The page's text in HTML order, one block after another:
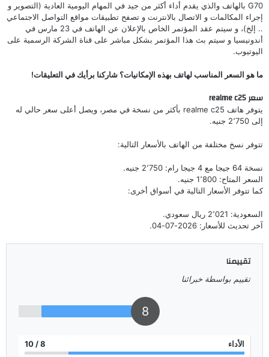
G70 بالهاتف والذي يقدم أداء أكثر من جيد في المهام اليومية العادية (التصوير و
إجراء المكالمات و الاتصال بالانترنت و تصفح تطبيقات مواقع التواصل الاجتماعي
.. إلخ)، و سيتم عقد المؤتمر الخاص بالإعلان عن الهاتف في 23 مارس في
أندونيسيا و سيتم بث هذا المؤتمر بشكل مباشر على قناة الشركة الرسمية على
اليوتيوب.
ما هو السعر المناسب لهاتف بهذه الإمكانيات؟ شاركنا برأيك في التعليقات!
سعر realme c25
يتوفر هاتف realme c25 بأكثر من نسخة في مصر، ويصل أعلى سعر حالي له
إلى 2٬750 جنيه.
تتوفر نسخ مختلفة من الهاتف بالأسعار التالية:
نسخة 64 جيجا مع 4 جيجا رام: 2٬750 جنيه.
السعر المتاح: 1٬800 جنيه.
كما تتوفر الأسعار التالية في أسواق أخرى:
السعودية: 2٬021 ريال سعودي.
آخر تحديث للأسعار: 2026-07-04.
تقييمنا
تقييم بواسطة خبرائنا
8
الأداء 8
/ 10